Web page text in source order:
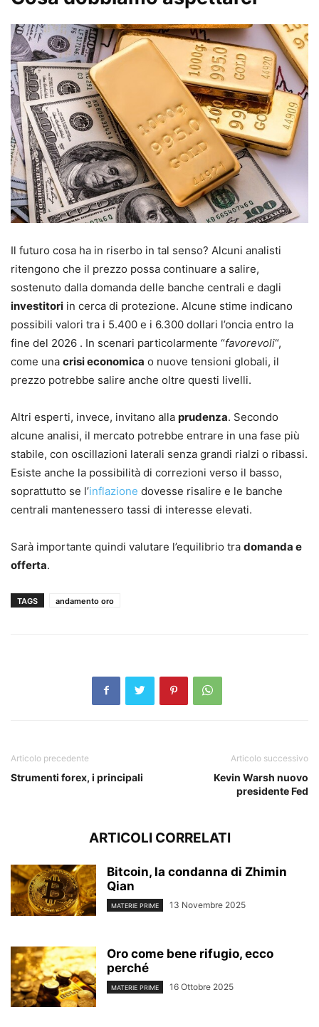
Il futuro cosa ha in riserbo in tal senso? Alcuni analisti
ritengono che il prezzo possa continuare a salire,
sostenuto dalla domanda delle banche centrali e dagli
investitori in cerca di protezione. Alcune stime indicano
possibili valori tra i 5.400 e i 6.300 dollari l’oncia entro la
fine del 2026 . In scenari particolarmente “favorevoli“,
come una crisi economica o nuove tensioni globali, il
prezzo potrebbe salire anche oltre questi livelli.
Altri esperti, invece, invitano alla prudenza. Secondo
alcune analisi, il mercato potrebbe entrare in una fase più
stabile, con oscillazioni laterali senza grandi rialzi o ribassi.
Esiste anche la possibilità di correzioni verso il basso,
soprattutto se l’inflazione dovesse risalire e le banche
centrali mantenessero tassi di interesse elevati.
Sarà importante quindi valutare l’equilibrio tra domanda e
offerta.
TAGS andamento oro
Articolo precedente
Strumenti forex, i principali
Articolo successivo
Kevin Warsh nuovo
presidente Fed
ARTICOLI CORRELATI
Bitcoin, la condanna di Zhimin
Qian
MATERIE PRIME 13 Novembre 2025
Oro come bene rifugio, ecco
perché
MATERIE PRIME 16 Ottobre 2025